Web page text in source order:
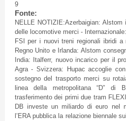
9
Fonte:
NELLE NOTIZIE:Azerbaigian:
delle locomotive merci -
FSI per i nuovi treni regionali ibridi a
Regno Unito e Irlanda: Alstom
India: Italferr, nuovo incarico per il
Agra - Svizzera: Hupac accoglie
sostegno del trasporto merci su
linea della metropolitana “D” di
trasferimento dei primi due tram
DB investe un miliardo di euro nel
l’ERA pubblica la relazione biennale